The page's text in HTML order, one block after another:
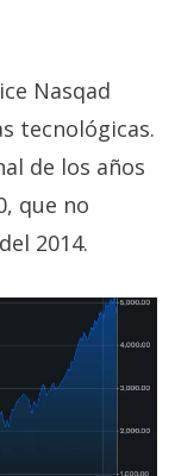
Nasqad
tecnológicas.
de los años
que no
2014.